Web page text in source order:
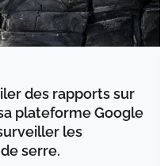
des rapports sur
plateforme Google
les
serre.